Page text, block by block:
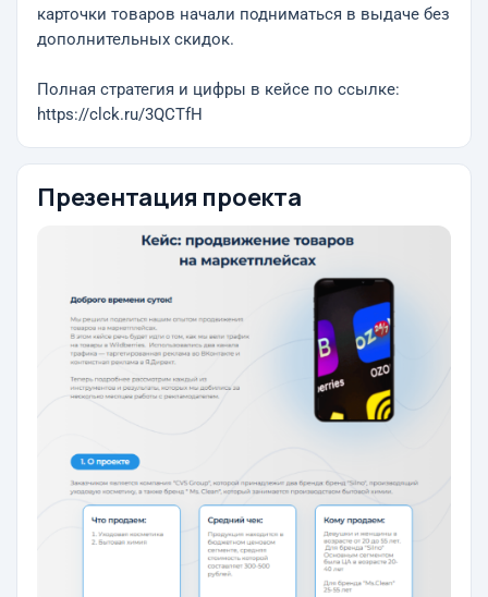
карточки товаров начали подниматься в выдаче без
дополнительных скидок.
Полная стратегия и цифры в кейсе по ссылке:
https://clck.ru/3QCTfH
Презентация проекта